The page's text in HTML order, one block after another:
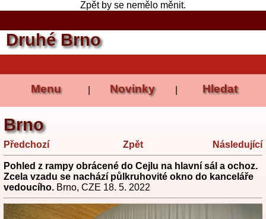
Zpět by se nemělo měnit.
Druhé Brno
Menu Novinky Hledat
Brno
Předchozí Zpět Následující
Pohled z rampy obrácené do Cejlu na hlavní sál a ochoz.
Zcela vzadu se nachází půlkruhovité okno do kanceláře
vedoucího. Brno, CZE 18. 5. 2022